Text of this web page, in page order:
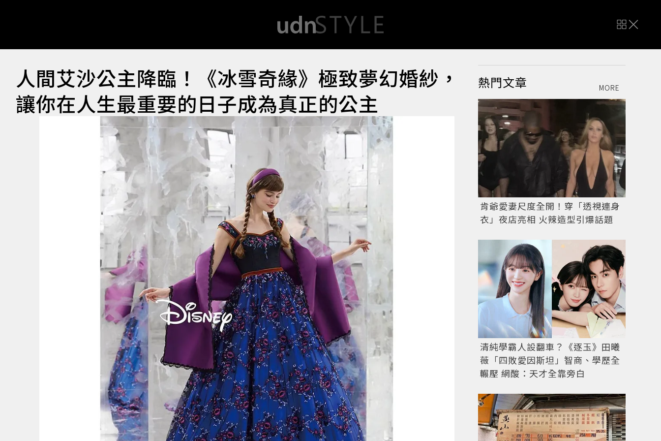
人間艾沙公主降臨！《冰雪奇緣》極致夢幻婚紗，
讓你在人生最重要的日子成為真正的公主
熱門文章 MORE
肯爺愛妻尺度全開！穿「透視連身
衣」夜店亮相 火辣造型引爆話題
清純學霸人設翻車？《逐玉》田曦
薇「四敗愛因斯坦」智商、學歷全
輾壓 網酸：天才全靠旁白